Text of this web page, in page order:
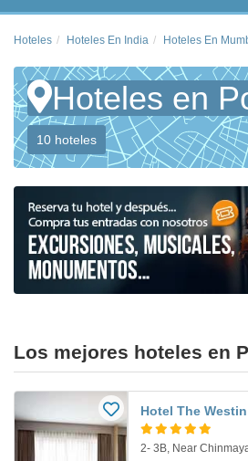
Hoteles Hoteles En India Hoteles En
Hoteles en
10 hoteles
Los mejores hoteles en
Hotel The
2- 3B, Near